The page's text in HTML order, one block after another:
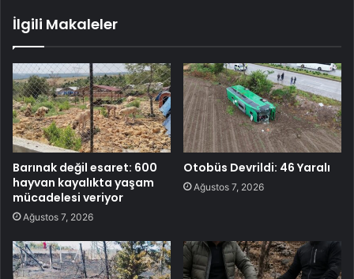
İlgili Makaleler
Barınak değil esaret: 600
hayvan kayalıkta yaşam
mücadelesi veriyor
Ağustos 7, 2026
Otobüs Devrildi: 46 Yaralı
Ağustos 7, 2026